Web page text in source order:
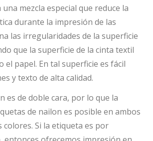
mezcla especial que reduce la
durante la impresión de las
las irregularidades de la superficie
que la superficie de la cinta textil
el papel. En tal superficie es fácil
y texto de alta calidad.
es de doble cara, por lo que la
de nailon es posible en ambos
colores. Si la etiqueta es por